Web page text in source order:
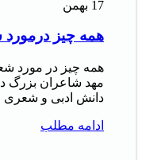
17 بهمن
همه چیز
همه چیز در مورد
مهد شاعران بزرگ
دانش ادبی و
ادامه مطلب